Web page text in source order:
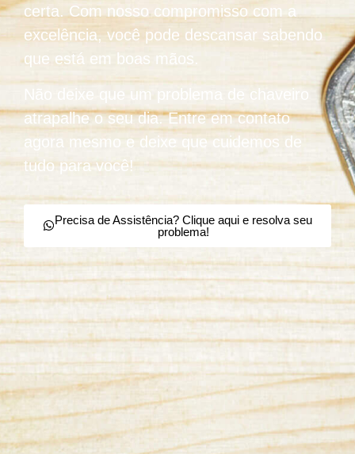
certa. Com nosso compromisso com a
excelência, você pode descansar sabendo
que está em boas mãos.
Não deixe que um problema de chaveiro
atrapalhe o seu dia. Entre em contato
agora mesmo e deixe que cuidemos de
tudo para você!
Precisa de Assistência? Clique aqui e resolva seu
problema!